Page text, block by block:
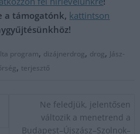
a támogatónk, kattintson
program, dizájnerdrog, drog, Jász-
, terjesztő
Ne feledjük, jelentősen
változik a menetrend a
Budapest–Újszász–Szolnok–